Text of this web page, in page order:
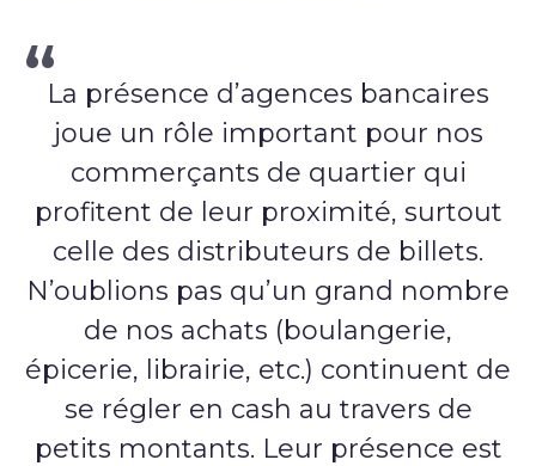
La présence d’agences bancaires
joue un rôle important pour nos
commerçants de quartier qui
profitent de leur proximité, surtout
celle des distributeurs de billets.
N’oublions pas qu’un grand nombre
de nos achats (boulangerie,
épicerie, librairie, etc.) continuent de
se régler en cash au travers de
petits montants. Leur présence est